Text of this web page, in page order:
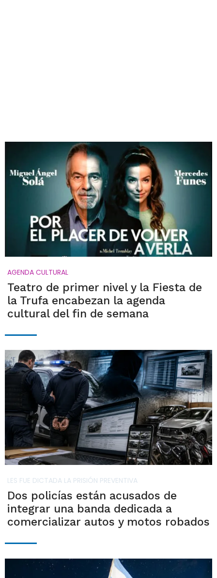
AGENDA CULTURAL
Teatro de primer nivel y la Fiesta de
la Trufa encabezan la agenda
cultural del fin de semana
LES FUE DICTADA LA PRISIÓN PREVENTIVA
Dos policías están acusados de
integrar una banda dedicada a
comercializar autos y motos robados